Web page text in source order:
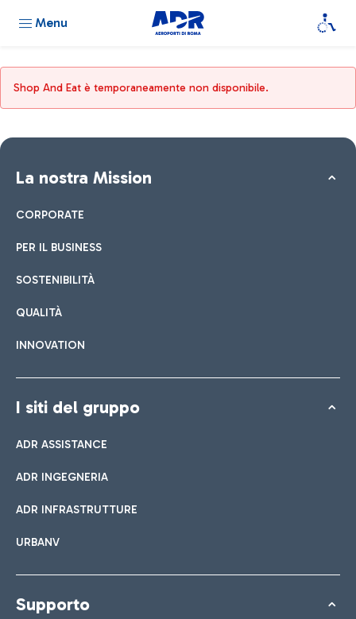
Menu
Shop And Eat è temporaneamente non disponibile.
La nostra Mission
CORPORATE
PER IL BUSINESS
SOSTENIBILITÀ
QUALITÀ
INNOVATION
I siti del gruppo
ADR ASSISTANCE
ADR INGEGNERIA
ADR INFRASTRUTTURE
URBANV
Supporto